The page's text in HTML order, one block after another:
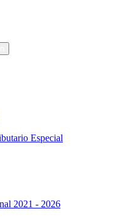
Especial
2021 - 2026